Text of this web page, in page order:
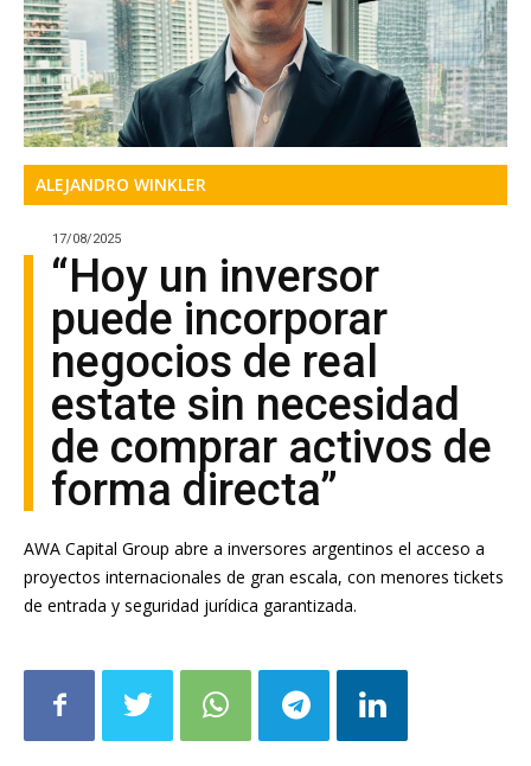
ALEJANDRO WINKLER
17/08/2025
“Hoy un inversor
puede incorporar
negocios de real
estate sin necesidad
de comprar activos de
forma directa”
AWA Capital Group abre a inversores argentinos el acceso a
proyectos internacionales de gran escala, con menores tickets
de entrada y seguridad jurídica garantizada.